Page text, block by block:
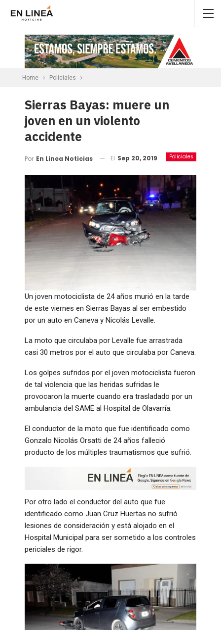
Home Policiales
Sierras Bayas: muere un
joven en un violento
accidente
Policiales
Por En Linea Noticias El Sep 20, 2019
Un joven motociclista de 24 años murió en la tarde
de este viernes en Sierras Bayas al ser embestido
por un auto en Caneva y Nicolás Levalle.
La moto que circulaba por Levalle fue arrastrada
casi 30 metros por el auto que circulaba por Caneva.
Los golpes sufridos por el joven motociclista fueron
de tal violencia que las heridas sufridas le
provocaron la muerte cuando era trasladado por un
ambulancia del SAME al Hospital de Olavarría.
El conductor de la moto que fue identificado como
Gonzalo Nicolás Orsatti de 24 años falleció
producto de los múltiples traumatismos que sufrió.
Por otro lado el conductor del auto que fue
identificado como Juan Cruz Huertas no sufrió
lesiones de consideración y está alojado en el
Hospital Municipal para ser sometido a los controles
periciales de rigor.